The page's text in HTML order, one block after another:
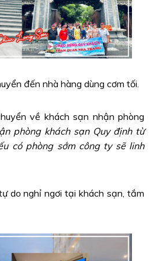
đến nhà hàng dùng cơm tối.
về khách sạn nhận phòng
phòng khách sạn Quy định từ
có phòng sớm công ty sẽ linh
do nghỉ ngơi tại khách sạn, tắm